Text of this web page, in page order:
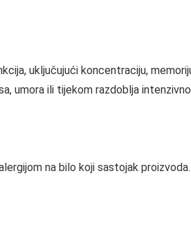
uključujući koncentraciju,
umora ili tijekom razdoblja
na bilo koji sastojak